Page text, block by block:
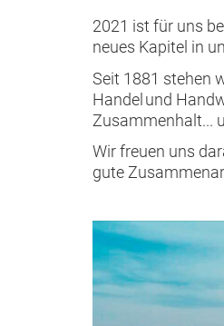
2021 ist für uns
neues Kapitel in
Seit 1881 stehen
Handel und
Zusammenhalt...
Wir freuen uns
gute